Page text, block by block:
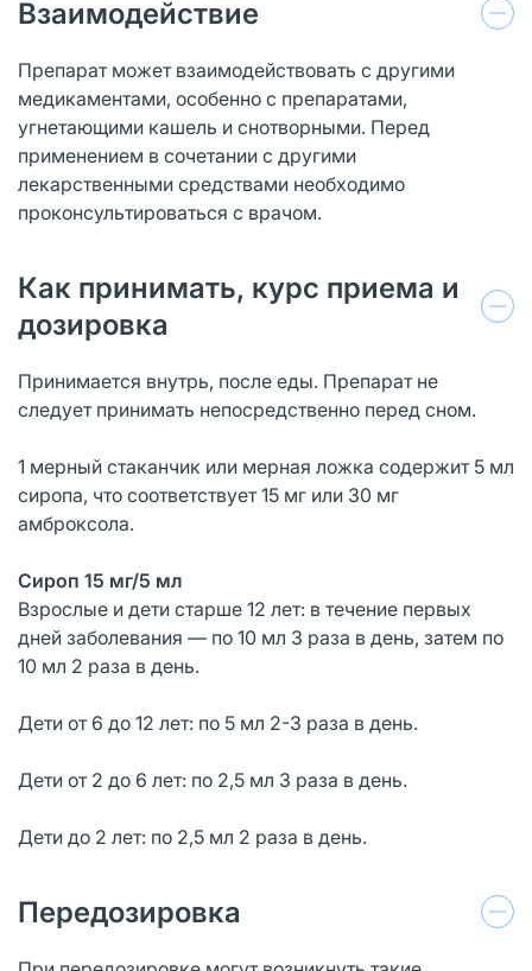
Взаимодействие
Препарат может взаимодействовать с другими
медикаментами, особенно с препаратами,
угнетающими кашель и снотворными. Перед
применением в сочетании с другими
лекарственными средствами необходимо
проконсультироваться с врачом.
Как принимать, курс приема и
дозировка
Принимается внутрь, после еды. Препарат не
следует принимать непосредственно перед сном.
1 мерный стаканчик или мерная ложка содержит 5 мл
сиропа, что соответствует 15 мг или 30 мг
амброксола.
Сироп 15 мг/5 мл
Взрослые и дети старше 12 лет: в течение первых
дней заболевания — по 10 мл 3 раза в день, затем по
10 мл 2 раза в день.
Дети от 6 до 12 лет: по 5 мл 2-3 раза в день.
Дети от 2 до 6 лет: по 2,5 мл 3 раза в день.
Дети до 2 лет: по 2,5 мл 2 раза в день.
Передозировка